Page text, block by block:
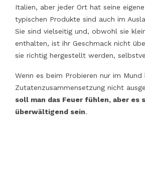
Italien, aber jeder Ort hat seine
typischen Produkte sind auch im
Sie sind vielseitig und, obwohl sie
enthalten, ist ihr Geschmack nicht
sie richtig hergestellt werden,
Wenn es beim Probieren nur im
Zutatenzusammensetzung nicht
soll man das Feuer fühlen, aber es
überwältigend sein.